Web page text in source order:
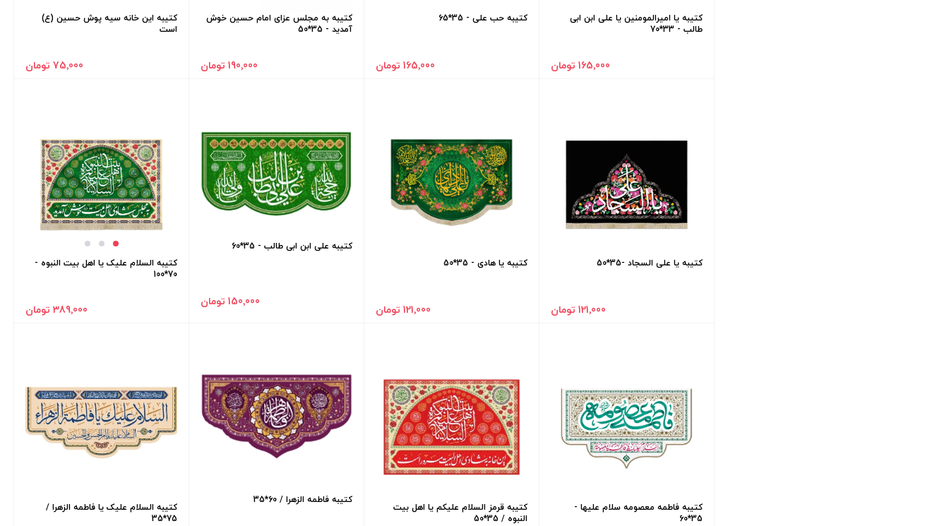
کتیبه یا امیرالمومنین یا علی ابن ابی
طالب - 33*70
165٬000 تومان
کتیبه حب علی - 35*65
165٬000 تومان
کتیبه به مجلس عزای امام حسین خوش
آمدید - 35*50
190٬000 تومان
کتیبه این خانه سیه پوش حسین (ع)
است
75٬000 تومان
کتیبه یا علی السجاد -35*50
121٬000 تومان
کتیبه یا هادی - 35*50
121٬000 تومان
کتیبه علی ابن ابی طالب - 35*60
150٬000 تومان
کتیبه السلام علیک یا اهل بیت النبوه -
70*100
389٬000 تومان
کتیبه فاطمه معصومه سلام علیها -
35*60
کتیبه قرمز السلام علیکم یا اهل بیت
النبوه / 35*50
کتیبه فاطمه الزهرا / 60*35
کتیبه السلام علیک یا فاطمه الزهرا /
75*35